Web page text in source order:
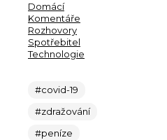
Domácí
Komentáře
Rozhovory
Spotřebitel
Technologie
#covid-19
#zdražování
#peníze